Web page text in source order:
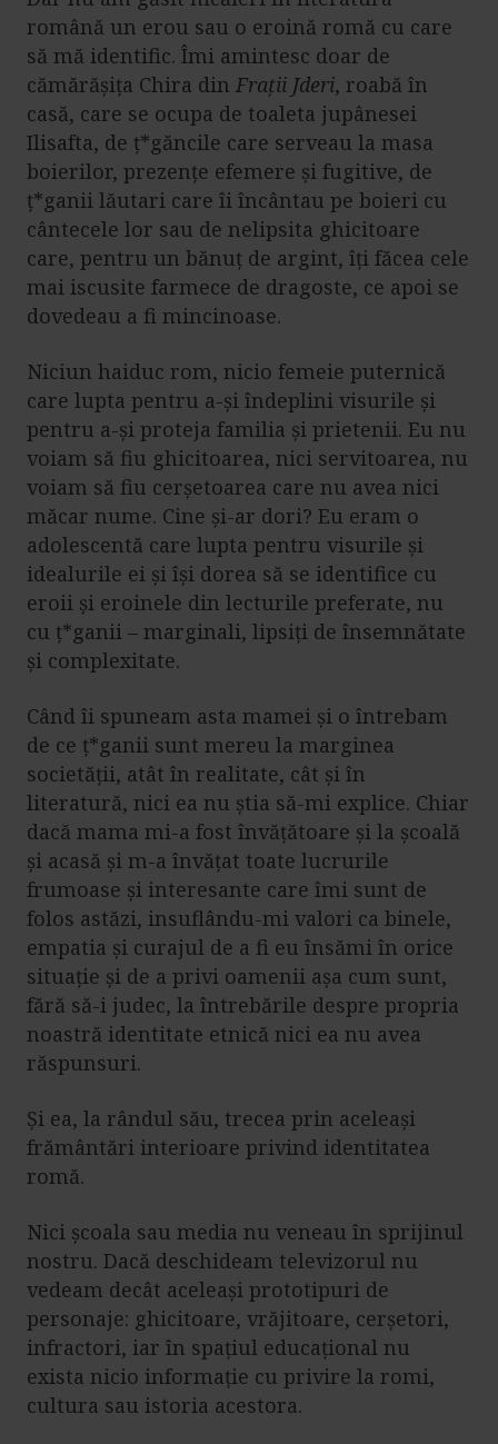
română un erou sau o eroină romă cu care
să mă identific. Îmi amintesc doar de
cămărășița Chira din Frații Jderi, roabă în
casă, care se ocupa de toaleta jupânesei
Ilisafta, de ț*găncile care serveau la masa
boierilor, prezențe efemere și fugitive, de
ț*ganii lăutari care îi încântau pe boieri cu
cântecele lor sau de nelipsita ghicitoare
care, pentru un bănuț de argint, îți făcea cele
mai iscusite farmece de dragoste, ce apoi se
dovedeau a fi mincinoase.
Niciun haiduc rom, nicio femeie puternică
care lupta pentru a-și îndeplini visurile și
pentru a-și proteja familia și prietenii. Eu nu
voiam să fiu ghicitoarea, nici servitoarea, nu
voiam să fiu cerșetoarea care nu avea nici
măcar nume. Cine și-ar dori? Eu eram o
adolescentă care lupta pentru visurile și
idealurile ei și își dorea să se identifice cu
eroii și eroinele din lecturile preferate, nu
cu ț*ganii – marginali, lipsiți de însemnătate
și complexitate.
Când îi spuneam asta mamei și o întrebam
de ce ț*ganii sunt mereu la marginea
societății, atât în realitate, cât și în
literatură, nici ea nu știa să-mi explice. Chiar
dacă mama mi-a fost învățătoare și la școală
și acasă și m-a învățat toate lucrurile
frumoase și interesante care îmi sunt de
folos astăzi, insuflându-mi valori ca binele,
empatia și curajul de a fi eu însămi în orice
situație și de a privi oamenii așa cum sunt,
fără să-i judec, la întrebările despre propria
noastră identitate etnică nici ea nu avea
răspunsuri.
Și ea, la rândul său, trecea prin aceleași
frământări interioare privind identitatea
romă.
Nici școala sau media nu veneau în sprijinul
nostru. Dacă deschideam televizorul nu
vedeam decât aceleași prototipuri de
personaje: ghicitoare, vrăjitoare, cerșetori,
infractori, iar în spațiul educațional nu
exista nicio informație cu privire la romi,
cultura sau istoria acestora.